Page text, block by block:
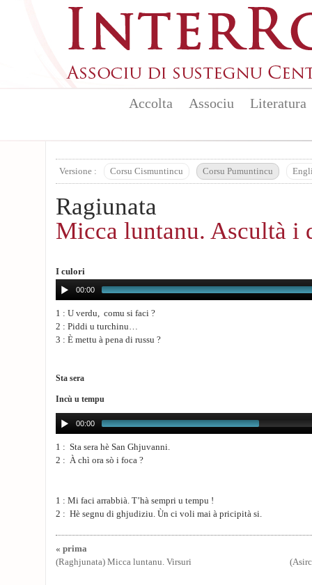
Accolta Associu Literatura
Versione : Corsu Cismuntincu Corsu Pumuntincu
Ragiunata
Micca luntanu. Ascultà i
I culori
00:00
1 : U verdu, comu si faci ?
2 : Piddi u turchinu…
3 : È mettu à pena di russu ?
Sta sera
Incù u tempu
00:00
1 : Sta sera hè San Ghjuvanni.
2 : À chì ora sò i foca ?
1 : Mi faci arrabbià. T’hà sempri u tempu !
2 : Hè segnu di ghjudiziu. Ùn ci voli mai à pricipità si.
« prima
(Raghjunata) Micca luntanu. Virsuri